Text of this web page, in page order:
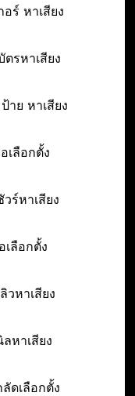
อร์ หาเสียง
รหาเสียง
าย หาเสียง
เลือกตั้ง
ร์หาเสียง
เลือกตั้ง
วหาเสียง
หาเสียง
ลัดเลือกตั้ง